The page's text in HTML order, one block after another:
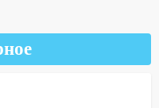
5 августа